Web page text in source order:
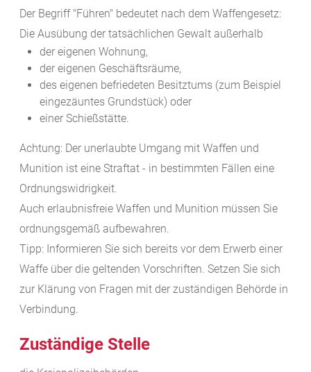
Der Begriff "Führen" bedeutet nach dem Waffengesetz:
Die Ausübung der tatsächlichen Gewalt außerhalb
der eigenen Wohnung,
der eigenen Geschäftsräume,
des eigenen befriedeten Besitztums (zum Beispiel
eingezäuntes Grundstück) oder
einer Schießstätte.
Achtung: Der unerlaubte Umgang mit Waffen und
Munition ist eine Straftat - in bestimmten Fällen eine
Ordnungswidrigkeit.
Auch erlaubnisfreie Waffen und Munition müssen Sie
ordnungsgemäß aufbewahren.
Tipp: Informieren Sie sich bereits vor dem Erwerb einer
Waffe über die geltenden Vorschriften. Setzen Sie sich
zur Klärung von Fragen mit der zuständigen Behörde in
Verbindung.
Zuständige Stelle